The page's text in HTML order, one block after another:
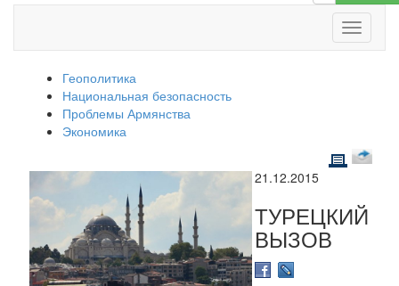
Геополитика
Национальная безопасность
Проблемы Армянства
Экономика
21.12.2015
ТУРЕЦКИЙ
ВЫЗОВ